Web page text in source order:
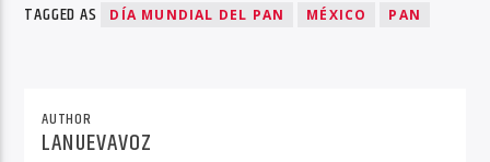
TAGGED AS DÍA MUNDIAL DEL PAN MÉXICO PAN
AUTHOR
LANUEVAVOZ